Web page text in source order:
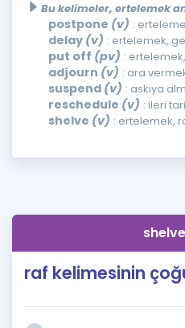
Bu kelimeler, ertelemek
postpone (v) :
delay (v) : ertelemek,
put off (pv) :
adjourn (v) : ara
suspend (v) : askıya
reschedule (v) : ileri
shelve (v) : ertelemek,
raf kelimesinin